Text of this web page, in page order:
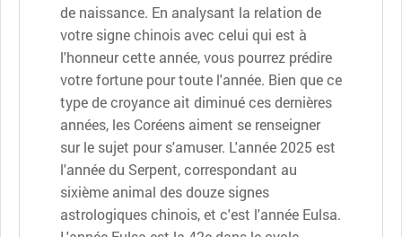
de naissance. En analysant la relation de
votre signe chinois avec celui qui est à
l'honneur cette année, vous pourrez prédire
votre fortune pour toute l'année. Bien que ce
type de croyance ait diminué ces dernières
années, les Coréens aiment se renseigner
sur le sujet pour s'amuser. L'année 2025 est
l'année du Serpent, correspondant au
sixième animal des douze signes
astrologiques chinois, et c'est l'année Eulsa.